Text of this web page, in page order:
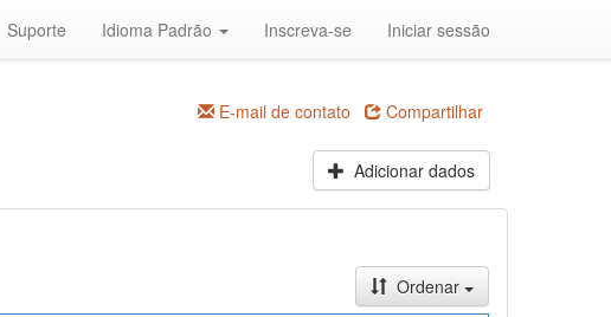
Suporte Idioma Padrão Inscreva-se Iniciar sessão
E-mail de contato Compartilhar
Adicionar dados
Ordenar